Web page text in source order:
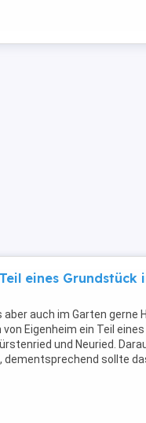
eines Grundstück
auch im Garten gerne
Eigenheim ein Teil eines
und Neuried.
dementsprechend sollte
...